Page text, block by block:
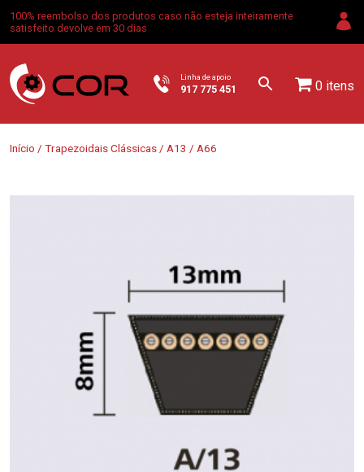
100% reembolso dos produtos caso não esteja inteiramente
satisfeito devolve em 30 dias
Linha de apoio
917 775 451 0 itens
Início / Trapezoidais Clássicas / A13 / A66